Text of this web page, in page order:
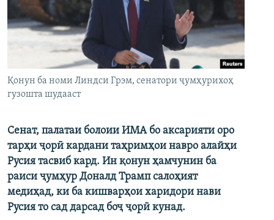
Қонун ба номи Линдси Грэм, сенатори ҷумҳурихоҳ
гузошта шудааст
Сенат, палатаи болоии ИМА бо аксарияти оро
тарҳи ҷорӣ кардани таҳримҳои навро алайҳи
Русия тасвиб кард. Ин қонун ҳамчунин ба
раиси ҷумҳур Доналд Трамп салоҳият
медиҳад, ки ба кишварҳои харидори нави
Русия то сад дарсад боҷ ҷорӣ кунад.